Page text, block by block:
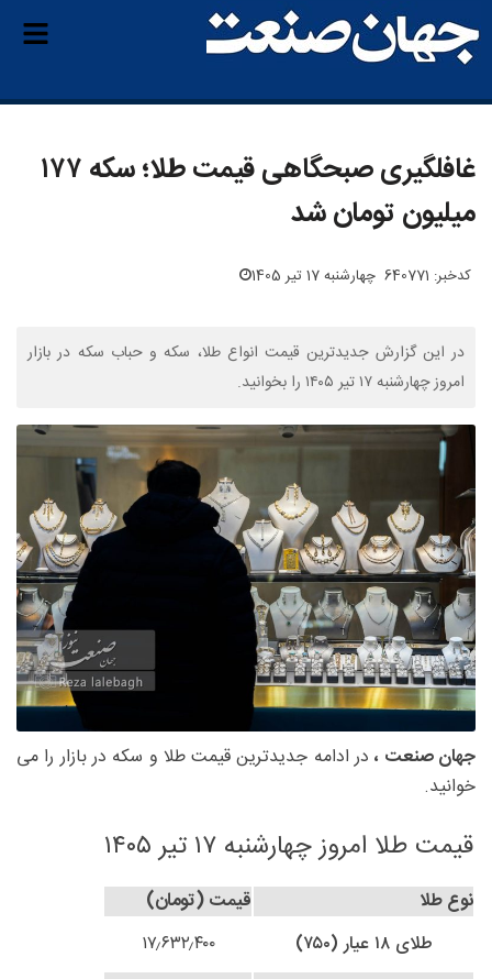
غافلگیری صبحگاهی قیمت طلا؛ سکه ۱۷۷
میلیون تومان شد
کدخبر: 640771 چهارشنبه 17 تیر 1405
در این گزارش جدیدترین قیمت انواع طلا، سکه و حباب سکه در بازار
امروز چهارشنبه ۱۷ تیر ۱۴۰۵ را بخوانید.
جهان صنعت ،در ادامه جدیدترین قیمت طلا و سکه در بازار را می
خوانید.
قیمت طلا امروز چهارشنبه ۱۷ تیر ۱۴۰۵
نوع طلا
قیمت (تومان)
طلای ۱۸ عیار (۷۵۰)
۱۷٫۶۳۲٫۴۰۰